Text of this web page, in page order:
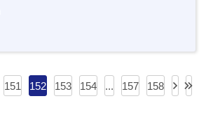
151 152 153 154 ... 157 158